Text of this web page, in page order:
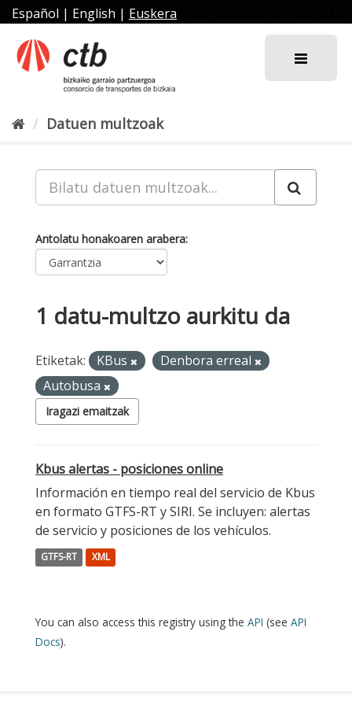
Joan
edukira
Español | English | Euskera
Datuen multzoak
Antolatu honakoaren arabera
1 datu-multzo aurkitu da
Etiketak: KBus
Denbora erreal
Autobusa
Iragazi emaitzak
Kbus alertas - posiciones online
Información en tiempo real del servicio de Kbus
en formato GTFS-RT y SIRI. Se incluyen: alertas
de servicio y posiciones de los vehículos.
GTFS-RT XML
You can also access this registry using the API (see API
Docs).